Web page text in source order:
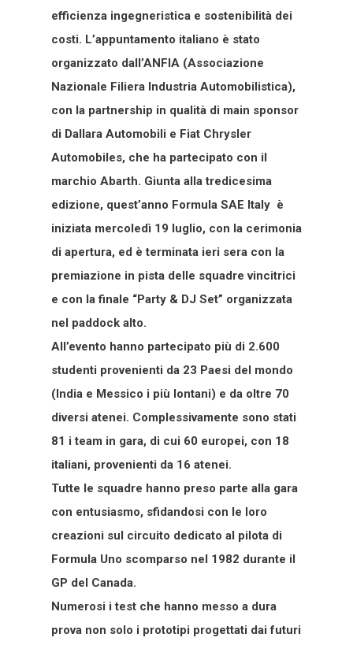
efficienza ingegneristica e sostenibilità dei
costi. L’appuntamento italiano è stato
organizzato dall’ANFIA (Associazione
Nazionale Filiera Industria Automobilistica),
con la partnership in qualità di main sponsor
di Dallara Automobili e Fiat Chrysler
Automobiles, che ha partecipato con il
marchio Abarth. Giunta alla tredicesima
edizione, quest’anno Formula SAE Italy è
iniziata mercoledì 19 luglio, con la cerimonia
di apertura, ed è terminata ieri sera con la
premiazione in pista delle squadre vincitrici
e con la finale “Party & DJ Set” organizzata
nel paddock alto.
All’evento hanno partecipato più di 2.600
studenti provenienti da 23 Paesi del mondo
(India e Messico i più lontani) e da oltre 70
diversi atenei. Complessivamente sono stati
81 i team in gara, di cui 60 europei, con 18
italiani, provenienti da 16 atenei.
Tutte le squadre hanno preso parte alla gara
con entusiasmo, sfidandosi con le loro
creazioni sul circuito dedicato al pilota di
Formula Uno scomparso nel 1982 durante il
GP del Canada.
Numerosi i test che hanno messo a dura
prova non solo i prototipi progettati dai futuri